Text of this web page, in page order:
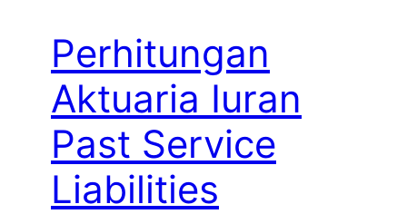
Perhitungan
Aktuaria Iuran
Past Service
Liabilities